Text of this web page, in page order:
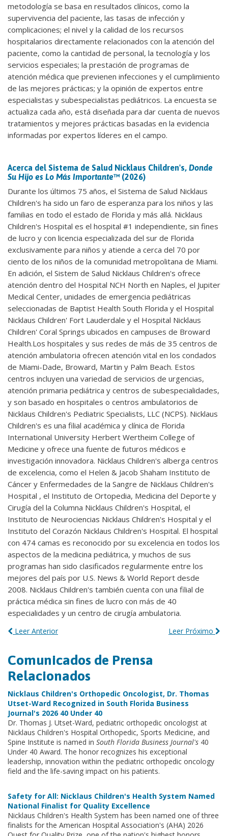
metodología se basa en resultados clínicos, como la
supervivencia del paciente, las tasas de infección y
complicaciones; el nivel y la calidad de los recursos
hospitalarios directamente relacionados con la atención del
paciente, como la cantidad de personal, la tecnología y los
servicios especiales; la prestación de programas de
atención médica que previenen infecciones y el cumplimiento
de las mejores prácticas; y la opinión de expertos entre
especialistas y subespecialistas pediátricos. La encuesta se
actualiza cada año, está diseñada para dar cuenta de nuevos
tratamientos y mejores prácticas basadas en la evidencia
informadas por expertos líderes en el campo.
Acerca del Sistema de Salud Nicklaus Children's, Donde
Su Hijo es Lo Más Importante™ (2026)
Durante los últimos 75 años, el Sistema de Salud Nicklaus
Children's ha sido un faro de esperanza para los niños y las
familias en todo el estado de Florida y más allá. Nicklaus
Children's Hospital es el hospital #1 independiente, sin fines
de lucro y con licencia especializada del sur de Florida
exclusivamente para niños y atiende a cerca del 70 por
ciento de los niños de la comunidad metropolitana de Miami.
En adición, el Sistem de Salud Nicklaus Children's ofrece
atención dentro del Hospital NCH North en Naples, el Jupiter
Medical Center, unidades de emergencia pediátricas
seleccionadas de Baptist Health South Florida y el Hospital
Nicklaus Children' Fort Lauderdale y el Hospital Nicklaus
Children' Coral Springs ubicados en campuses de Broward
Health.Los hospitales y sus redes de más de 35 centros de
atención ambulatoria ofrecen atención vital en los condados
de Miami-Dade, Broward, Martin y Palm Beach. Estos
centros incluyen una variedad de servicios de urgencias,
atención primaria pediátrica y centros de subespecialidades,
y son basado en hospitales o centros ambulatorios de
Nicklaus Children's Pediatric Specialists, LLC (NCPS). Nicklaus
Children's es una filial académica y clínica de Florida
International University Herbert Wertheim College of
Medicine y ofrece una fuente de futuros médicos e
investigación innovadora. Nicklaus Children's alberga centros
de excelencia, como el Helen & Jacob Shaham Instituto de
Cáncer y Enfermedades de la Sangre de Nicklaus Children's
Hospital , el Instituto de Ortopedia, Medicina del Deporte y
Cirugía del la Columna Nicklaus Children's Hospital, el
Instituto de Neurociencias Nicklaus Children's Hospital y el
Instituto del Corazón Nicklaus Children's Hospital. El hospital
con 474 camas es reconocido por su excelencia en todos los
aspectos de la medicina pediátrica, y muchos de sus
programas han sido clasificados regularmente entre los
mejores del país por U.S. News & World Report desde
2008. Nicklaus Children's también cuenta con una filial de
práctica médica sin fines de lucro con más de 40
especialidades y un centro de cirugía ambulatoria.
Leer Anterior Leer Próximo
Comunicados de Prensa
Relacionados
Nicklaus Children's Orthopedic Oncologist, Dr. Thomas
Utset-Ward Recognized in South Florida Business
Journal's 2026 40 Under 40
Dr. Thomas J. Utset-Ward, pediatric orthopedic oncologist at
Nicklaus Children's Hospital Orthopedic, Sports Medicine, and
Spine Institute is named in South Florida Business Journal's 40
Under 40 Award. The honor recognizes his exceptional
leadership, innovation within the pediatric orthopedic oncology
field and the life-saving impact on his patients.
Safety for All: Nicklaus Children's Health System Named
National Finalist for Quality Excellence
Nicklaus Children's Health System has been named one of three
finalists for the American Hospital Association's (AHA) 2026